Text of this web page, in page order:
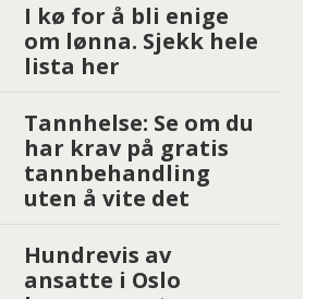
I kø for å bli enige
om lønna. Sjekk hele
lista her
Tannhelse: Se om du
har krav på gratis
tannbehandling
uten å vite det
Hundrevis av
ansatte i Oslo